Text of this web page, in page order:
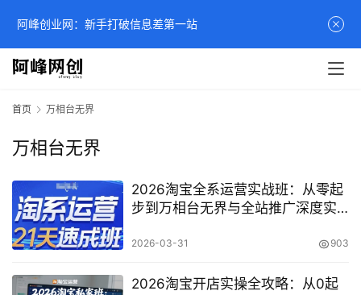
首页 万相台无界
万相台无界
2026淘宝全系运营实战班：从零起
步到万相台无界与全站推广深度实
2026-03-31 903
2026淘宝开店实操全攻略：从0起
阿峰创业网：新手打破信息差第一站